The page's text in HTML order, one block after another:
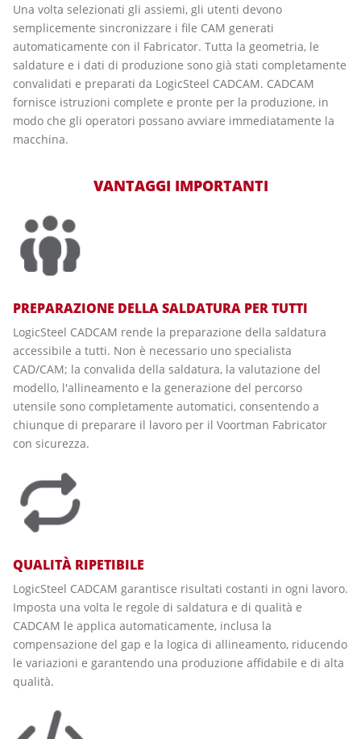
Una volta selezionati gli assiemi, gli utenti devono
semplicemente sincronizzare i file CAM generati
automaticamente con il Fabricator. Tutta la geometria, le
saldature e i dati di produzione sono già stati completamente
convalidati e preparati da LogicSteel CADCAM. CADCAM
fornisce istruzioni complete e pronte per la produzione, in
modo che gli operatori possano avviare immediatamente la
macchina.
VANTAGGI IMPORTANTI
PREPARAZIONE DELLA SALDATURA PER TUTTI
LogicSteel CADCAM rende la preparazione della saldatura
accessibile a tutti. Non è necessario uno specialista
CAD/CAM; la convalida della saldatura, la valutazione del
modello, l'allineamento e la generazione del percorso
utensile sono completamente automatici, consentendo a
chiunque di preparare il lavoro per il Voortman Fabricator
con sicurezza.
QUALITÀ RIPETIBILE
LogicSteel CADCAM garantisce risultati costanti in ogni lavoro.
Imposta una volta le regole di saldatura e di qualità e
CADCAM le applica automaticamente, inclusa la
compensazione del gap e la logica di allineamento, riducendo
le variazioni e garantendo una produzione affidabile e di alta
qualità.